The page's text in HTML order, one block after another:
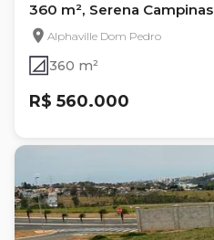
360 m², Serena Campinas
Alphaville Dom Pedro
360 m²
R$ 560.000